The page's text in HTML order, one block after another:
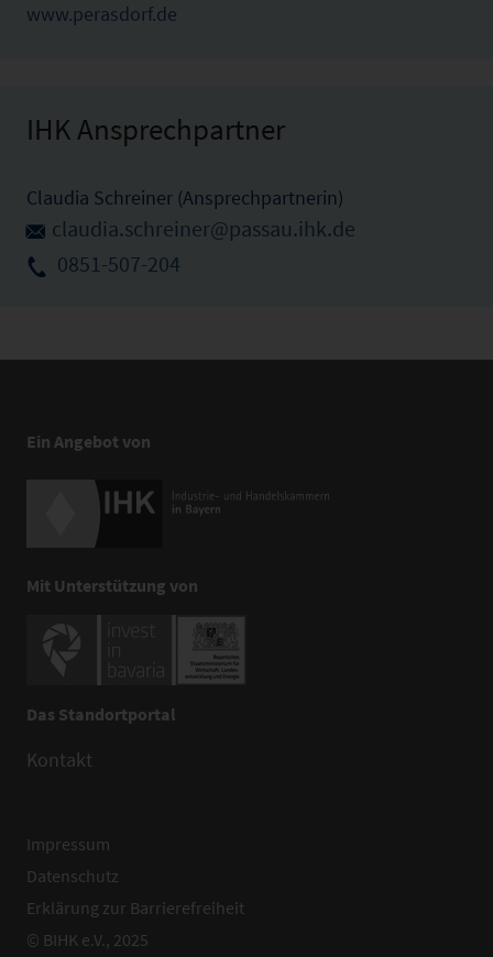
www.perasdorf.de
IHK Ansprechpartner
Claudia Schreiner (Ansprechpartnerin)
claudia.schreiner@passau.ihk.de
0851-507-204
Ein Angebot von
Mit Unterstützung von
Das Standortportal
Kontakt
Impressum
Datenschutz
Erklärung zur Barrierefreiheit
© BIHK e.V., 2025